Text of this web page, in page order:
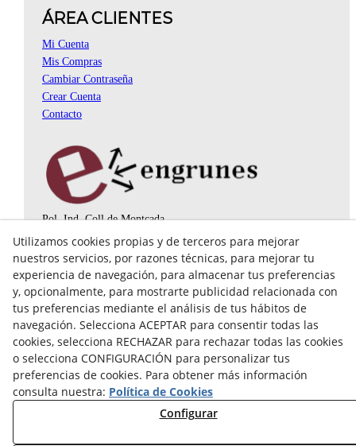
ÁREA CLIENTES
Mi Cuenta
Mis Compras
Cambiar Contraseña
Crear Cuenta
Contacto
Pol. Ind. Coll de Montcada
08110 Montcada i Reixac (Barcelona)
935 829 999
engrunes@engrunes.org
Utilizamos cookies propias y de terceros para mejorar
nuestros servicios, por razones técnicas, para mejorar tu
experiencia de navegación, para almacenar tus preferencias
y, opcionalmente, para mostrarte publicidad relacionada con
tus preferencias mediante el análisis de tus hábitos de
navegación. Selecciona ACEPTAR para consentir todas las
cookies, selecciona RECHAZAR para rechazar todas las cookies
o selecciona CONFIGURACIÓN para personalizar tus
preferencias de cookies. Para obtener más información
consulta nuestra: Política de Cookies
Configurar